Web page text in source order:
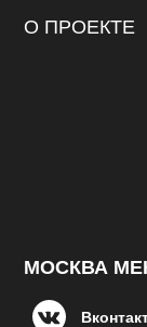
О ПРОЕКТЕ
МОСКВА